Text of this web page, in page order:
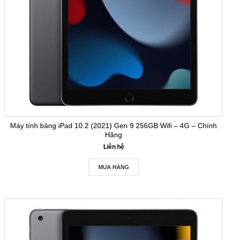
Máy tính bảng iPad 10.2 (2021) Gen 9 256GB Wifi – 4G – Chính
Hãng
Liên hệ
MUA HÀNG